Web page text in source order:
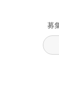
募